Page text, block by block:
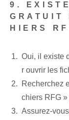
9.
GRATUIT
HIERS
Oui, il existe
r ouvrir les
Recherchez
chiers RFG
Assurez-